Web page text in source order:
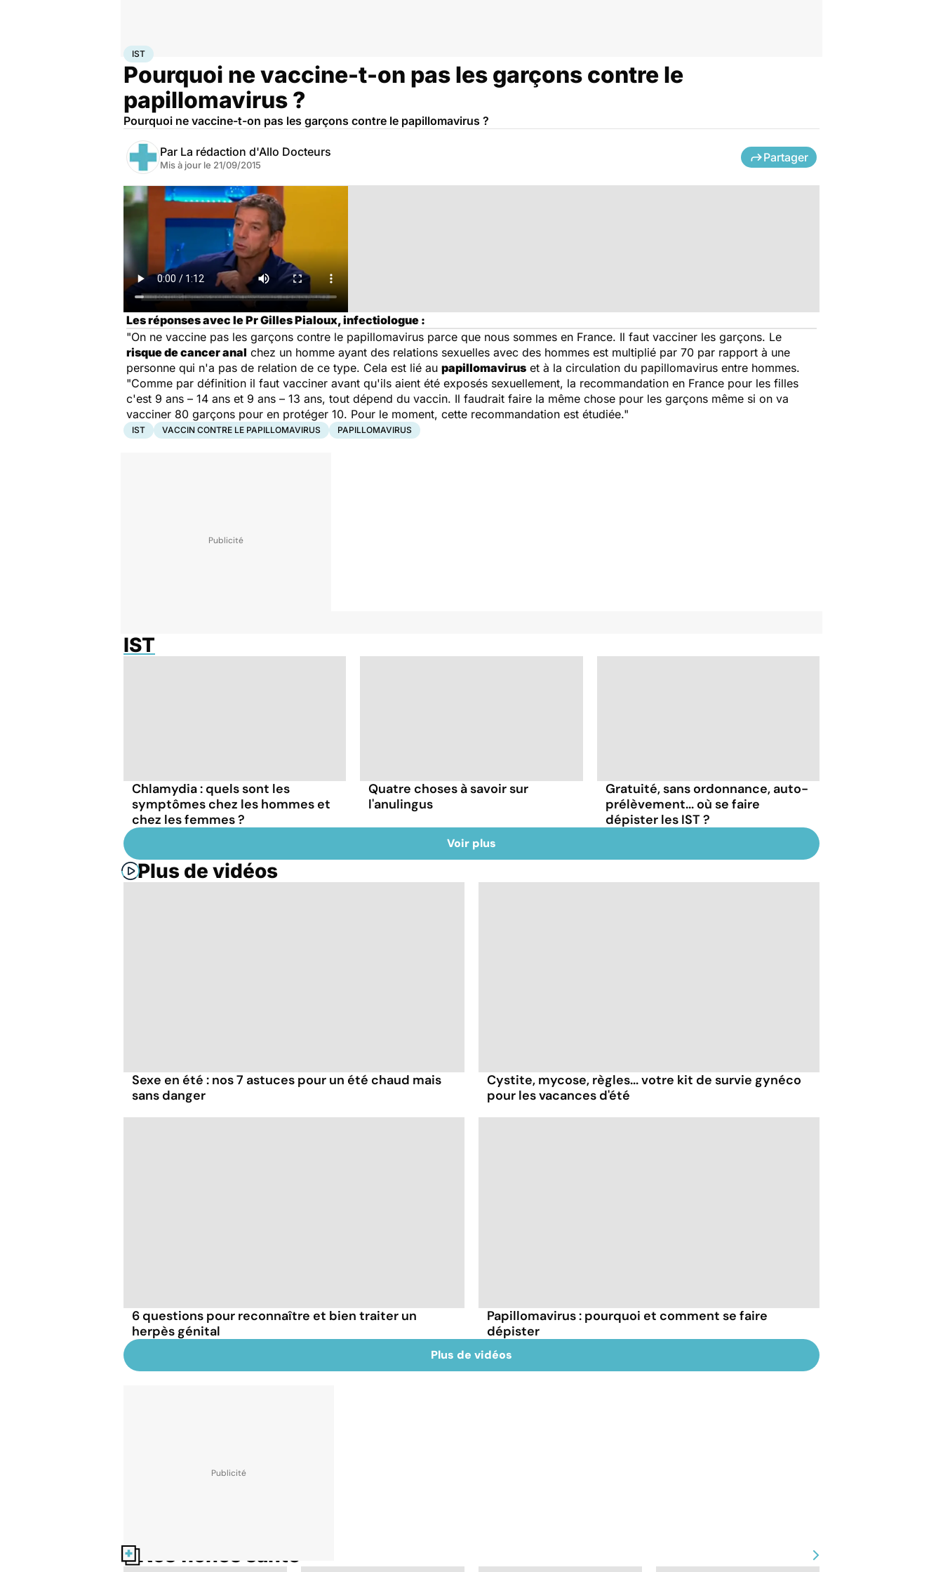
AccueilSanté
IST
Pourquoi ne vaccine-t-on pas les garçons contre le
papillomavirus ?
Pourquoi ne vaccine-t-on pas les garçons contre le papillomavirus ?
Par La rédaction d'Allo Docteurs
Mis à jour le 21/09/2015
Partager
Les réponses avec le Pr Gilles Pialoux, infectiologue :
"On ne vaccine pas les garçons contre le papillomavirus parce que nous sommes en France. Il faut vacciner les garçons. Le
risque de cancer anal chez un homme ayant des relations sexuelles avec des hommes est multiplié par 70 par rapport à une
personne qui n'a pas de relation de ce type. Cela est lié au papillomavirus et à la circulation du papillomavirus entre hommes.
"Comme par définition il faut vacciner avant qu'ils aient été exposés sexuellement, la recommandation en France pour les filles
c'est 9 ans – 14 ans et 9 ans – 13 ans, tout dépend du vaccin. Il faudrait faire la même chose pour les garçons même si on va
vacciner 80 garçons pour en protéger 10. Pour le moment, cette recommandation est étudiée."
IST VACCIN CONTRE LE PAPILLOMAVIRUS PAPILLOMAVIRUS
IST
Chlamydia : quels sont les
symptômes chez les hommes et
chez les femmes ?
Quatre choses à savoir sur
l'anulingus
Gratuité, sans ordonnance, auto-
prélèvement... où se faire
dépister les IST ?
Voir plus
Plus de vidéos
Sexe en été : nos 7 astuces pour un été chaud mais
sans danger
Cystite, mycose, règles... votre kit de survie gynéco
pour les vacances d'été
6 questions pour reconnaître et bien traiter un
herpès génital
Papillomavirus : pourquoi et comment se faire
dépister
Plus de vidéos
Nos fiches santé